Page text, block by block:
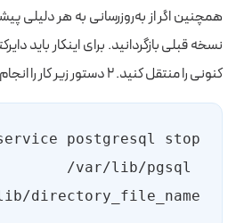
همچنین اگر از به‌روزرسانی به‌ هر دلیلی
کنونی را منتقل کنید. ۲ دستور زیر کار را انجام می‌دهد:
lib/pgsql
directory_file_name